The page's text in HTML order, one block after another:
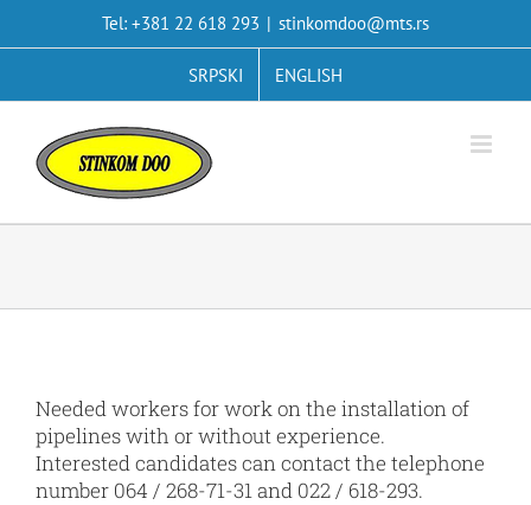
Tel: +381 22 618 293 | stinkomdoo@mts.rs
SRPSKI ENGLISH
Needed workers for work on the installation of
pipelines with or without experience.
Interested candidates can contact the telephone
number 064 / 268-71-31 and 022 / 618-293.